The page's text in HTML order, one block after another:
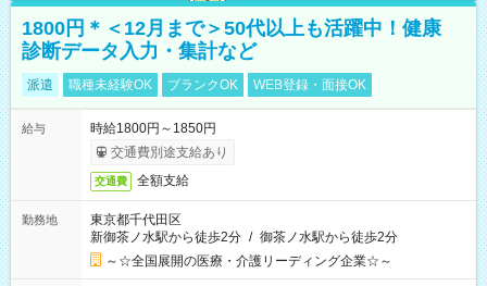
1800円＊＜12月まで＞50代以上も活躍中！健康
診断データ入力・集計など
派遣 職種未経験OK ブランクOK WEB登録・面接OK
給与
時給1800円～1850円
交通費別途支給あり
交通費 全額支給
勤務地
東京都千代田区
新御茶ノ水駅から徒歩2分 / 御茶ノ水駅から徒歩2分
～☆全国展開の医療・介護リーディング企業☆～